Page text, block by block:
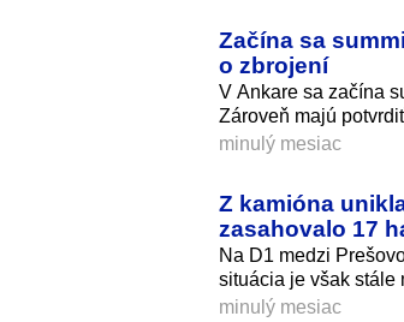
Začína sa
o zbrojení
V Ankare sa začína
Zároveň majú
minulý mesiac
Z kamióna
zasahovalo 17
Na D1 medzi
situácia je však stále
minulý mesiac